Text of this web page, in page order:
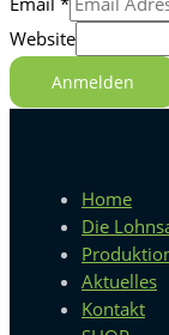
Website
Anmelden
Home
Die
Aktuelles
Kontakt